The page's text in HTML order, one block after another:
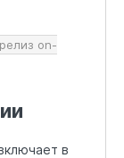
релиз on-
в